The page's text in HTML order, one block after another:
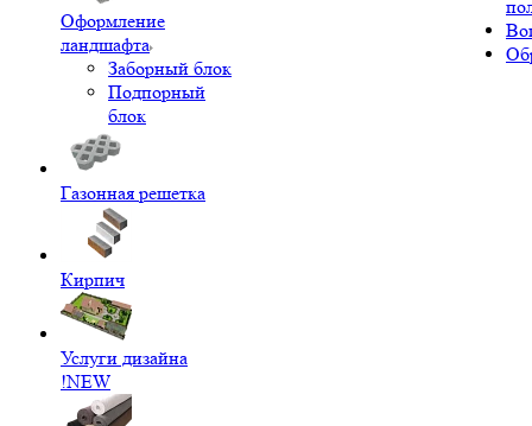
Оформление
ландшафта
Заборный блок
Подпорный
блок
Газонная решетка
Кирпич
Услуги дизайна
!NEW